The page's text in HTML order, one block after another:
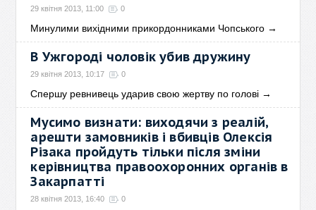
29 квітня 2013, 11:00 0
Минулими вихідними прикордонниками Чопського →
В Ужгороді чоловік убив дружину
29 квітня 2013, 10:17 0
Спершу ревнивець ударив свою жертву по голові →
Мусимо визнати: виходячи з реалій,
арешти замовників і вбивців Олексія
Різака пройдуть тільки після зміни
керівництва правоохоронних органів в
Закарпатті
28 квітня 2013, 16:40 0